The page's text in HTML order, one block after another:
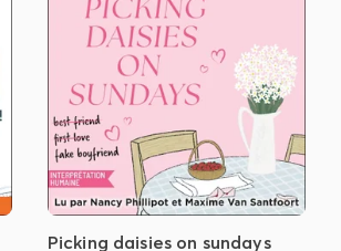
Picking daisies on sundays